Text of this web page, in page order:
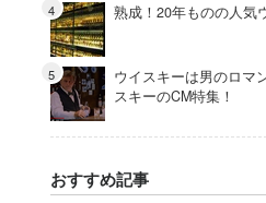
熟成！20年ものの人気
ウイスキーは男のロマ
スキーのCM特集！
おすすめ記事